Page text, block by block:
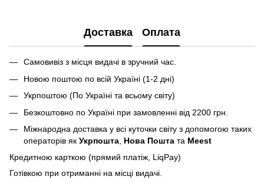
Доставка Оплата
Самовивіз з місця видачі в зручний час.
Новою поштою по всій Україні (1-2 дні)
Укрпоштою (По Україні та всьому світу)
Безкоштовно по Україні при замовленні від 2200 грн.
Міжнародна доставка у всі куточки світу з допомогою таких
операторів як Укрпошта Нова Пошта та Meest
Кредитною карткою (прямий платіж, LiqPay)
Готівкою при отриманні на місці видачі.